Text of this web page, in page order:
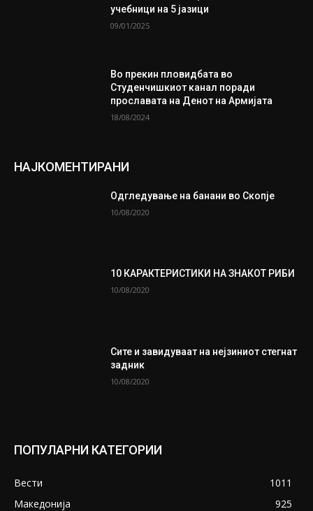
учебници на 5 јазици
09/01/2025
Во прекин пловидбата во
Студенчишкиот канал поради
прославата на Денот на Армијата
18/08/2024
НАЈКОМЕНТИРАНИ
Одгледување на банани во Скопје
10/08/2020
10 КАРАКТЕРИСТИКИ НА ЗНАКОТ РИБИ
10/08/2020
Сите и завидуваат на нејзиниот стегнат
задник
10/08/2020
ПОПУЛАРНИ КАТЕГОРИИ
Вести
1011
Македонија
925